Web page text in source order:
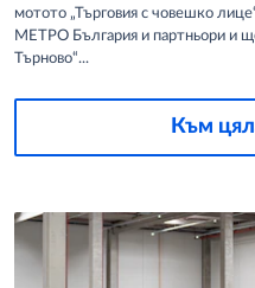
мотото „Търговия с човешко
МЕТРО България и партньори и
Търново“...
Към